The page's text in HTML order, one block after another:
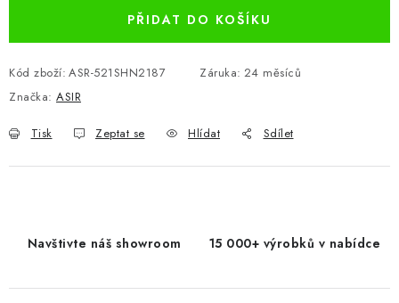
PŘIDAT DO KOŠÍKU
Kód zboží: ASR-521SHN2187 Záruka: 24 měsíců
Značka: ASIR
Tisk Zeptat se Hlídat Sdílet
Navštivte náš showroom 15 000+ výrobků v nabídce